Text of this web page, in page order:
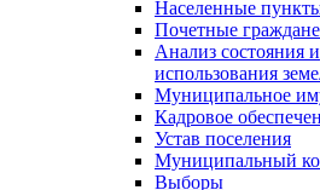
Населенные
Почетные
Анализ состояния и
использования
Муниципальное
Кадровое
Устав поселения
Муниципальный
Выборы